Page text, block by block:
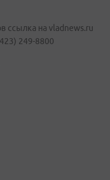
ссылка на vladnews.ru
249-8800